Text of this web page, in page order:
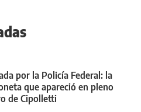
por la Policía Federal: la
que apareció en pleno
de Cipolletti